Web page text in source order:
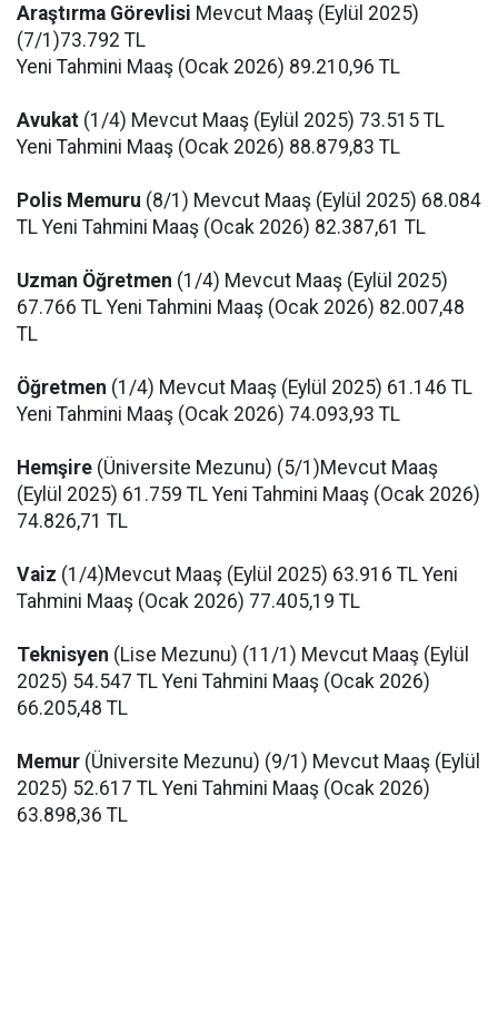
Araştırma Görevlisi Mevcut Maaş (Eylül 2025)
(7/1)73.792 TL
Yeni Tahmini Maaş (Ocak 2026) 89.210,96 TL
Avukat (1/4) Mevcut Maaş (Eylül 2025) 73.515 TL
Yeni Tahmini Maaş (Ocak 2026) 88.879,83 TL
Polis Memuru (8/1) Mevcut Maaş (Eylül 2025) 68.084
TL Yeni Tahmini Maaş (Ocak 2026) 82.387,61 TL
Uzman Öğretmen (1/4) Mevcut Maaş (Eylül 2025)
67.766 TL Yeni Tahmini Maaş (Ocak 2026) 82.007,48
TL
Öğretmen (1/4) Mevcut Maaş (Eylül 2025) 61.146 TL
Yeni Tahmini Maaş (Ocak 2026) 74.093,93 TL
Hemşire (Üniversite Mezunu) (5/1)Mevcut Maaş
(Eylül 2025) 61.759 TL Yeni Tahmini Maaş (Ocak 2026)
74.826,71 TL
Vaiz (1/4)Mevcut Maaş (Eylül 2025) 63.916 TL Yeni
Tahmini Maaş (Ocak 2026) 77.405,19 TL
Teknisyen (Lise Mezunu) (11/1) Mevcut Maaş (Eylül
2025) 54.547 TL Yeni Tahmini Maaş (Ocak 2026)
66.205,48 TL
Memur (Üniversite Mezunu) (9/1) Mevcut Maaş (Eylül
2025) 52.617 TL Yeni Tahmini Maaş (Ocak 2026)
63.898,36 TL